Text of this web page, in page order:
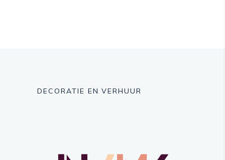
DECORATIE EN VERHUUR